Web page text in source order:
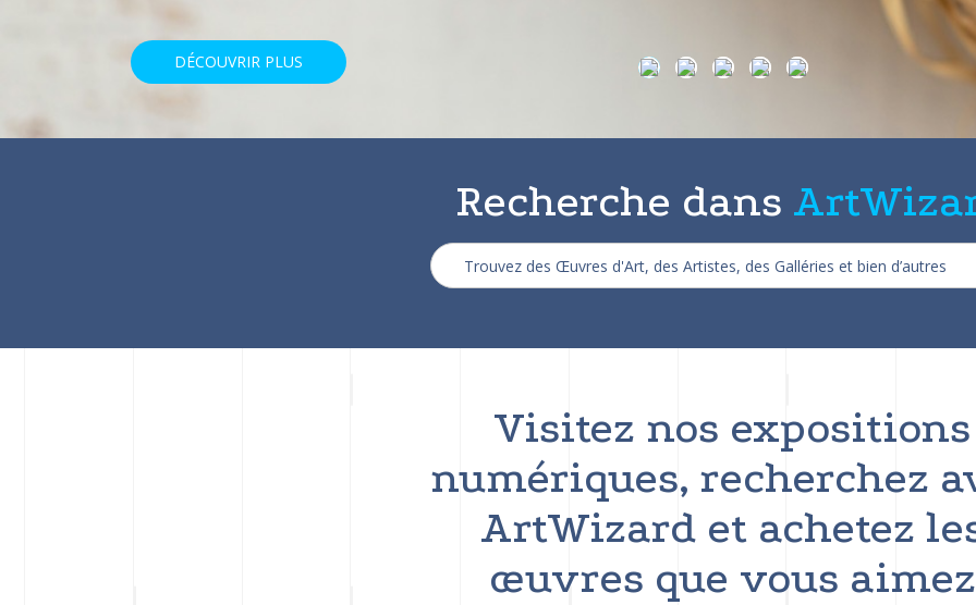
DÉCOUVRIR PLUS
Recherche dans
Visitez nos expositions
numériques, recherchez
ArtWizard et achetez
œuvres que vous aimez